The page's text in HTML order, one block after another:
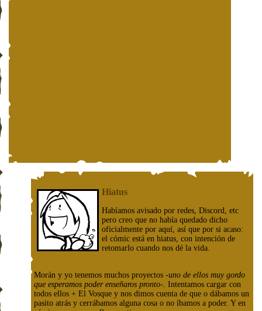
Hiatus
Habíamos avisado por redes, Discord, etc
pero creo que no había quedado dicho
oficialmente por aquí, así que por si acaso:
el cómic está en hiatus, con intención de
retomarlo cuando nos dé la vida.
Morán y yo tenemos muchos proyectos -uno de ellos muy gordo
que esperamos poder enseñaros pronto- . Intentamos cargar con
todos ellos + El Vosque y nos dimos cuenta de que o dábamos un
pasito atrás y cerrábamos alguna cosa o no íbamos a poder. Y en